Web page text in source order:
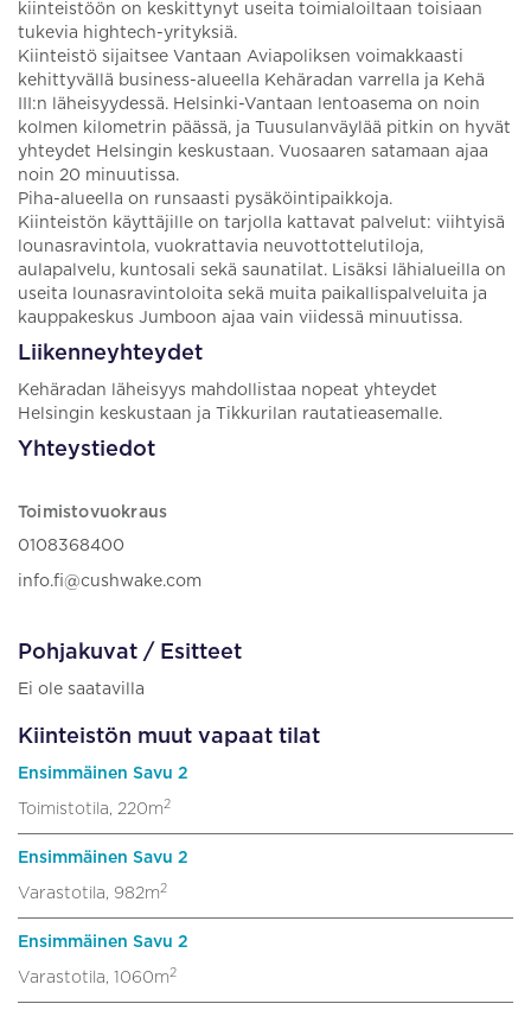
kiinteistöön on keskittynyt useita toimialoiltaan toisiaan
tukevia hightech-yrityksiä.
Kiinteistö sijaitsee Vantaan Aviapoliksen voimakkaasti
kehittyvällä business-alueella Kehäradan varrella ja Kehä
III:n läheisyydessä. Helsinki-Vantaan lentoasema on noin
kolmen kilometrin päässä, ja Tuusulanväylää pitkin on hyvät
yhteydet Helsingin keskustaan. Vuosaaren satamaan ajaa
noin 20 minuutissa.
Piha-alueella on runsaasti pysäköintipaikkoja.
Kiinteistön käyttäjille on tarjolla kattavat palvelut: viihtyisä
lounasravintola, vuokrattavia neuvottottelutiloja,
aulapalvelu, kuntosali sekä saunatilat. Lisäksi lähialueilla on
useita lounasravintoloita sekä muita paikallispalveluita ja
kauppakeskus Jumboon ajaa vain viidessä minuutissa.
Liikenneyhteydet
Kehäradan läheisyys mahdollistaa nopeat yhteydet
Helsingin keskustaan ja Tikkurilan rautatieasemalle.
Yhteystiedot